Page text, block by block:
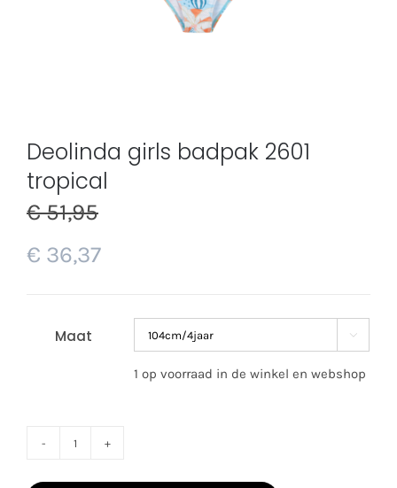
Deolinda girls badpak 2601
tropical
€51,95
€ 36,37
Maat 
1 op voorraad in de winkel en webshop
girls